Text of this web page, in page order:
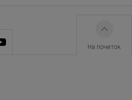
На почеток